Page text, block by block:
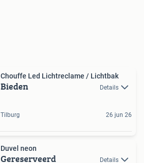
Chouffe Led Lichtreclame / Lichtbak
Bieden Details
Tilburg 26 jun 26
Duvel neon
Gereserveerd Details